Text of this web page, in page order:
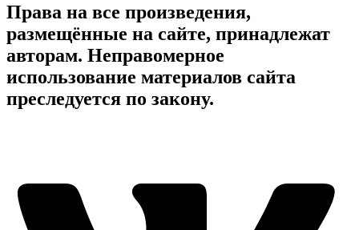
Права на все произведения,
размещённые на сайте, принадлежат
авторам. Неправомерное
использование материалов сайта
преследуется по закону.